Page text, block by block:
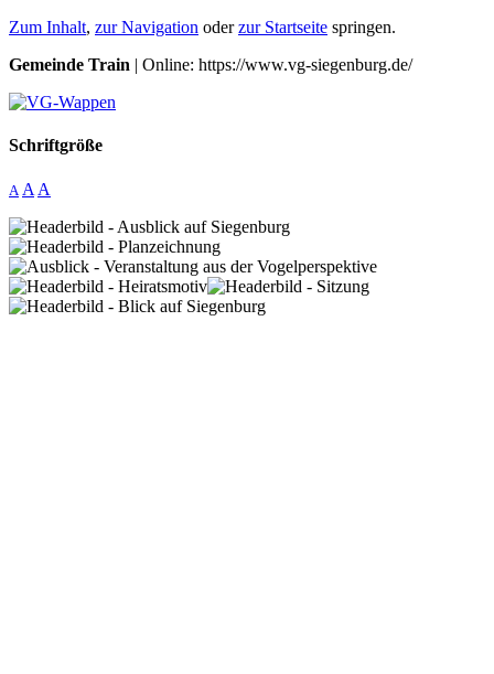
Zum Inhalt, zur Navigation oderzur Startseite springen.
Gemeinde Train | Online: https://www.vg-siegenburg.de/
Schriftgröße
A A A